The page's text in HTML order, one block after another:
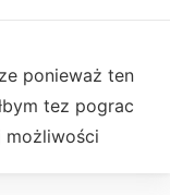
ponieważ ten
tez pograc
możliwości